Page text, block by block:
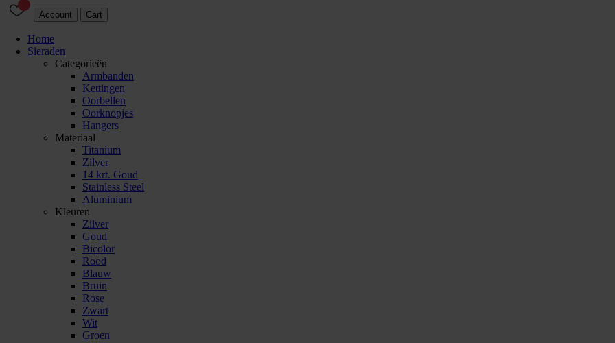
Account Cart
Home
Sieraden
Categorieën
Armbanden
Kettingen
Oorbellen
Oorknopjes
Hangers
Materiaal
Titanium
Zilver
14 krt. Goud
Stainless Steel
Aluminium
Kleuren
Zilver
Goud
Bicolor
Rood
Blauw
Bruin
Rose
Zwart
Wit
Groen